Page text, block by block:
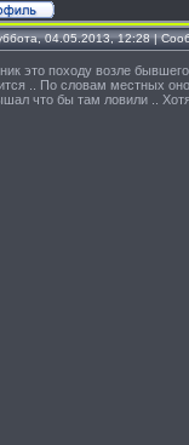
04.05.2013, 12:28 |
это походу возле
.. По словам местных
что бы там ловили ..